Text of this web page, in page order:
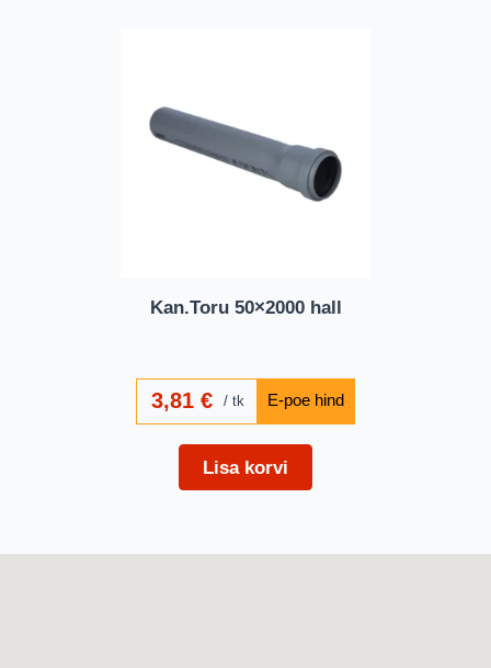
Kan.Toru 50×2000 hall
3,81€ tk
Lisa korvi